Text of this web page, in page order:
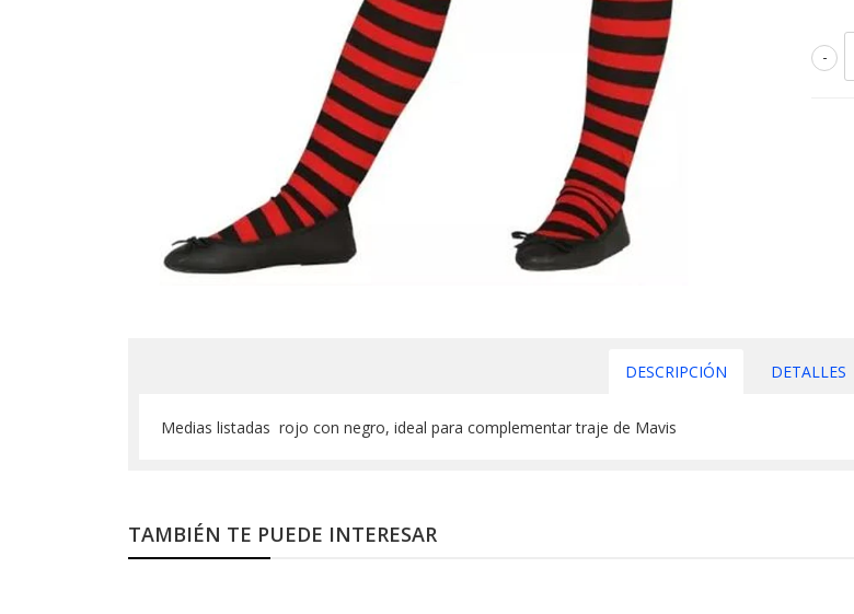
-
DESCRIPCIÓN DETALLES
Medias listadas rojo con negro, ideal para complementar traje de Mavis
TAMBIÉN TE PUEDE INTERESAR